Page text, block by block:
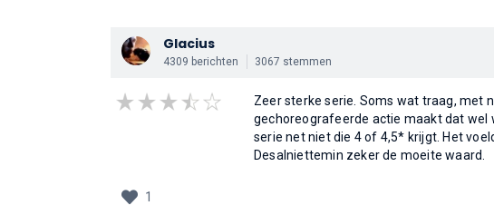
Glacius
4309 berichten 3067 stemmen
Zeer sterke serie. Soms wat traag, met
gechoreografeerde actie maakt dat wel
serie net niet die 4 of 4,5* krijgt. Het
Desalniettemin zeker de moeite waard.
1